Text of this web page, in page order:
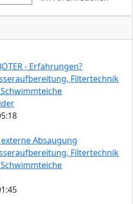
- Erfahrungen?
Filtertechnik
Absaugung
Filtertechnik